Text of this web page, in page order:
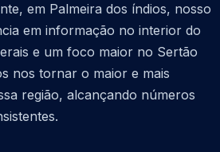
em Palmeira dos índios, nosso
em informação no interior do
e um foco maior no Sertão
nos tornar o maior e mais
região, alcançando números